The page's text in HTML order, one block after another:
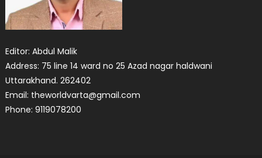
Editor: Abdul Malik
Address: 75 line 14 ward no 25 Azad nagar haldwani
Uttarakhand. 262402
Email: theworldvarta@gmail.com
Phone: 9119078200